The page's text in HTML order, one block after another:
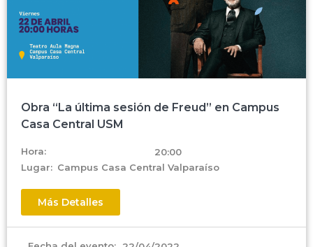
Obra “La última sesión de Freud” en Campus
Casa Central USM
Hora:
20:00
Lugar: Campus Casa Central Valparaíso
Más Detalles